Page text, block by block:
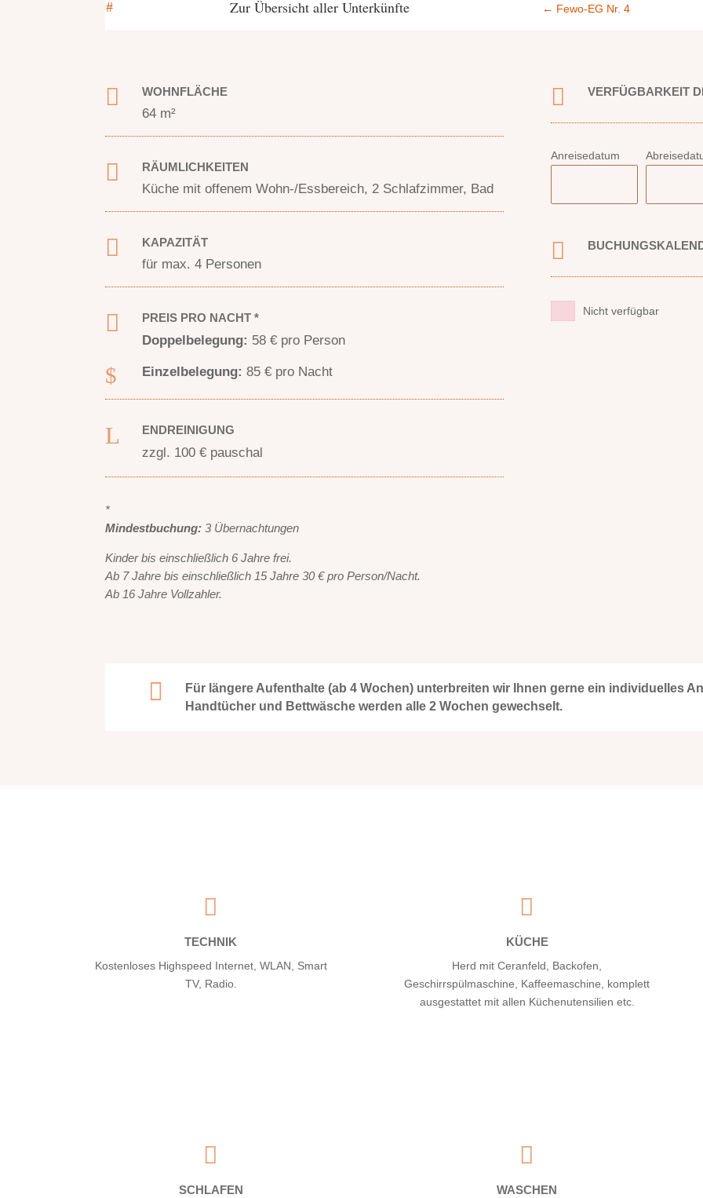
# Zur Übersicht aller Unterkünfte ← Fewo-EG Nr. 4
 WOHNFLÄCHE
64 m²
 RÄUMLICHKEITEN
Küche mit offenem Wohn-/Essbereich, 2 Schlafzimmer, Bad
 KAPAZITÄT
für max. 4 Personen
 PREIS PRO NACHT *
Doppelbelegung: 58 € pro Person
$ Einzelbelegung: 85 € pro Nacht
L ENDREINIGUNG
zzgl. 100 € pauschal
*
Mindestbuchung: 3 Übernachtungen
Kinder bis einschließlich 6 Jahre frei.
Ab 7 Jahre bis einschließlich 15 Jahre 30 € pro Person/Nacht.
Ab 16 Jahre Vollzahler.
 VERFÜGBARKEIT
Anreisedatum

Nicht verfügbar

Für längere Aufenthalte (ab 4 Wochen) unterbreiten wir Ihnen gerne ein individuelles
Handtücher und Bettwäsche werden alle 2 Wochen gewechselt.

TECHNIK
Kostenloses Highspeed Internet, WLAN, Smart
TV, Radio.

KÜCHE
Herd mit Ceranfeld, Backofen,
Geschirrspülmaschine, Kaffeemaschine, komplett
ausgestattet mit allen Küchenutensilien etc.

SCHLAFEN

WASCHEN